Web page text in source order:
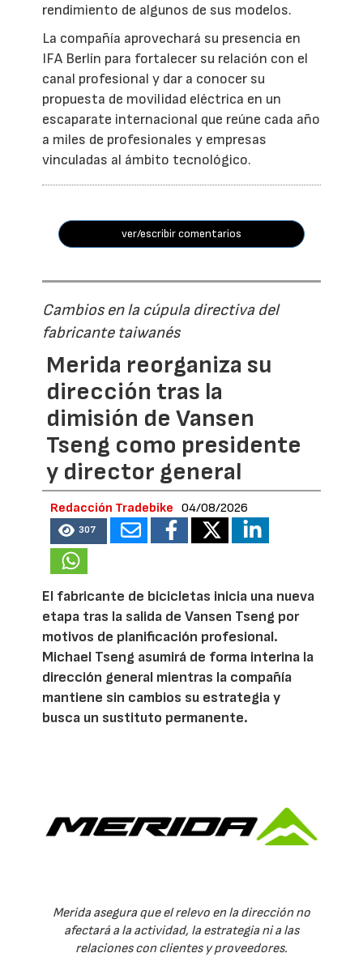
rendimiento de algunos de sus modelos.
La compañía aprovechará su presencia en
IFA Berlín para fortalecer su relación con el
canal profesional y dar a conocer su
propuesta de movilidad eléctrica en un
escaparate internacional que reúne cada año
a miles de profesionales y empresas
vinculadas al ámbito tecnológico.
ver/escribir comentarios
Cambios en la cúpula directiva del
fabricante taiwanés
Merida reorganiza su
dirección tras la
dimisión de Vansen
Tseng como presidente
y director general
Redacción Tradebike 04/08/2026
307
El fabricante de bicicletas inicia una nueva
etapa tras la salida de Vansen Tseng por
motivos de planificación profesional.
Michael Tseng asumirá de forma interina la
dirección general mientras la compañía
mantiene sin cambios su estrategia y
busca un sustituto permanente.
Merida asegura que el relevo en la dirección no
afectará a la actividad, la estrategia ni a las
relaciones con clientes y proveedores.